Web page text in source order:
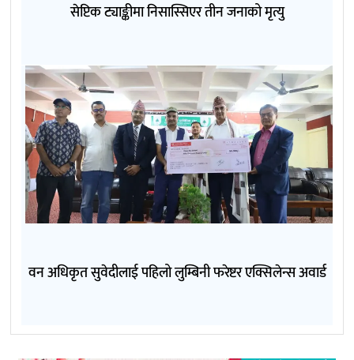
सेप्टिक ट्याङ्कीमा निसास्सिएर तीन जनाको मृत्यु
वन अधिकृत सुवेदीलाई पहिलो लुम्बिनी फरेष्टर एक्सिलेन्स अवार्ड